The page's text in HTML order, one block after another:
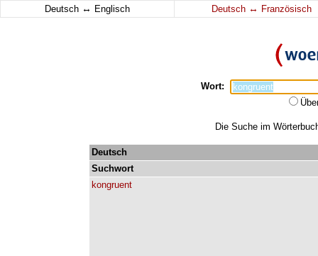
Deutsch ↔ Englisch Deutsch ↔ Französisch
Wort:
Die Suche im
Deutsch
Suchwort
kongruent